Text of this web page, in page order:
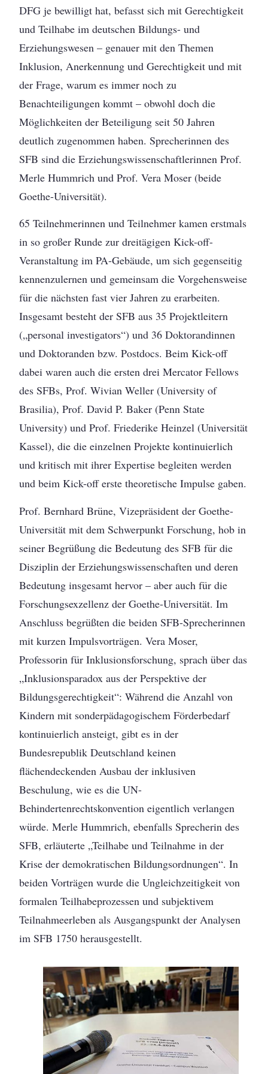
DFG je bewilligt hat, befasst sich mit Gerechtigkeit
und Teilhabe im deutschen Bildungs- und
Erziehungswesen – genauer mit den Themen
Inklusion, Anerkennung und Gerechtigkeit und mit
der Frage, warum es immer noch zu
Benachteiligungen kommt – obwohl doch die
Möglichkeiten der Beteiligung seit 50 Jahren
deutlich zugenommen haben. Sprecherinnen des
SFB sind die Erziehungswissenschaftlerinnen Prof.
Merle Hummrich und Prof. Vera Moser (beide
Goethe-Universität).
65 Teilnehmerinnen und Teilnehmer kamen erstmals
in so großer Runde zur dreitägigen Kick-off-
Veranstaltung im PA-Gebäude, um sich gegenseitig
kennenzulernen und gemeinsam die Vorgehensweise
für die nächsten fast vier Jahren zu erarbeiten.
Insgesamt besteht der SFB aus 35 Projektleitern
(„personal investigators“) und 36 Doktorandinnen
und Doktoranden bzw. Postdocs. Beim Kick-off
dabei waren auch die ersten drei Mercator Fellows
des SFBs, Prof. Wivian Weller (University of
Brasilia), Prof. David P. Baker (Penn State
University) und Prof. Friederike Heinzel (Universität
Kassel), die die einzelnen Projekte kontinuierlich
und kritisch mit ihrer Expertise begleiten werden
und beim Kick-off erste theoretische Impulse gaben.
Prof. Bernhard Brüne, Vizepräsident der Goethe-
Universität mit dem Schwerpunkt Forschung, hob in
seiner Begrüßung die Bedeutung des SFB für die
Disziplin der Erziehungswissenschaften und deren
Bedeutung insgesamt hervor – aber auch für die
Forschungsexzellenz der Goethe-Universität. Im
Anschluss begrüßten die beiden SFB-Sprecherinnen
mit kurzen Impulsvorträgen. Vera Moser,
Professorin für Inklusionsforschung, sprach über das
„Inklusionsparadox aus der Perspektive der
Bildungsgerechtigkeit“: Während die Anzahl von
Kindern mit sonderpädagogischem Förderbedarf
kontinuierlich ansteigt, gibt es in der
Bundesrepublik Deutschland keinen
flächendeckenden Ausbau der inklusiven
Beschulung, wie es die UN-
Behindertenrechtskonvention eigentlich verlangen
würde. Merle Hummrich, ebenfalls Sprecherin des
SFB, erläuterte „Teilhabe und Teilnahme in der
Krise der demokratischen Bildungsordnungen“. In
beiden Vorträgen wurde die Ungleichzeitigkeit von
formalen Teilhabeprozessen und subjektivem
Teilnahmeerleben als Ausgangspunkt der Analysen
im SFB 1750 herausgestellt.